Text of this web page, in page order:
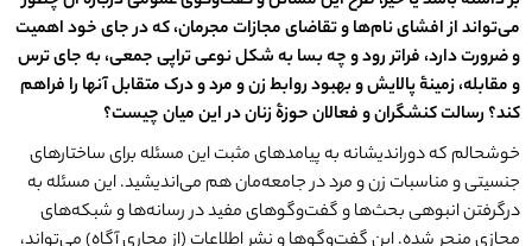
میتواند از افشای نامها و تقاضای مجازات مجرمان، که در جای خود اهمیت
و ضرورت دارد، فراتر رود و چه بسا به شکل نوعی تراپی جمعی، به جای ترس
و مقابله، زمینۀ پالایش و بهبود روابط زن و مرد و درک متقابل آنها را فراهم
کند؟ رسالت کنشگران و فعالان حوزۀ زنان در این میان چیست؟
خوشحالم که دوراندیشانه به پیامدهای مثبت این مسئله برای ساختارهای
جنسیتی و مناسبات زن و مرد در جامعه‌مان هم می‌اندیشید. این مسئله به
درگرفتن انبوهی بحث‌ها و گفت‌وگوهای مفید در رسانه‌ها و شبکه‌های